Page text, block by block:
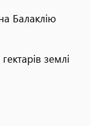
Балаклію
землі